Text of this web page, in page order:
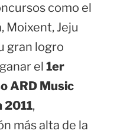
como el
Moixent, Jeju
gran logro
el 1er
ARD Music
2011,
más alta de la